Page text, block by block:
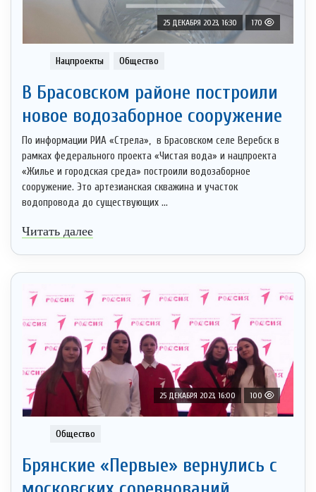
25 ДЕКАБРЯ 2023, 16:30 170
Нацпроекты Общество
В Брасовском районе построили
новое водозаборное сооружение
По информации РИА «Стрела», в Брасовском селе Веребск в
рамках федерального проекта «Чистая вода» и нацпроекта
«Жилье и городская среда» построили водозаборное
сооружение. Это артезианская скважина и участок
водопровода до существующих ...
Читать далее
25 ДЕКАБРЯ 2023, 16:00 100
Общество
Брянские «Первые» вернулись с